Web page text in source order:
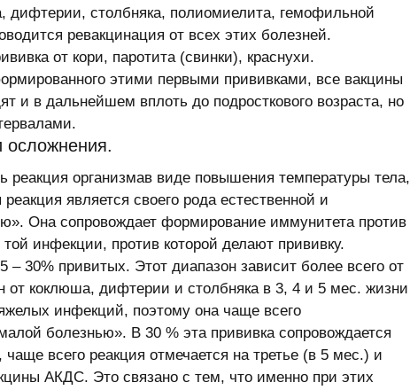
дифтерии, столбняка, полиомиелита, гемофильной
ревакцинация от всех этих болезней.
от кори, паротита (свинки), краснухи.
этими первыми прививками, все вакцины
и в дальнейшем вплоть до подросткового возраста, но
осложнения.
организмав виде повышения температуры тела,
является своего рода естественной и
Она сопровождает формирование иммунитета против
инфекции, против которой делают прививку.
– 30% привитых. Этот диапазон зависит более всего от
от коклюша, дифтерии и столбняка в 3, 4 и 5 мес. жизни
инфекций, поэтому она чаще всего
болезнью». В 30 % эта прививка сопровождается
всего реакция отмечается на третье (в 5 мес.) и
АКДС. Это связано с тем, что именно при этих